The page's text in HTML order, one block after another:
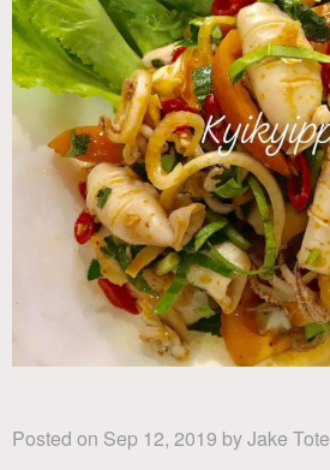
Posted on Sep 12, 2019 byJake Tote